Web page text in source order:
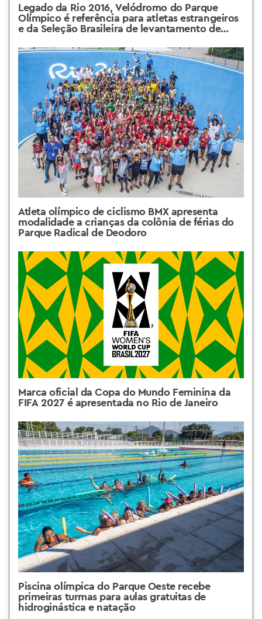
Legado da Rio 2016, Velódromo do Parque
Olímpico é referência para atletas estrangeiros
e da Seleção Brasileira de levantamento de
Atleta olímpico de ciclismo BMX apresenta
modalidade a crianças da colônia de férias do
Parque Radical de Deodoro
Marca oficial da Copa do Mundo Feminina da
FIFA 2027 é apresentada no Rio de Janeiro
Piscina olímpica do Parque Oeste recebe
primeiras turmas para aulas gratuitas de
hidroginástica e natação